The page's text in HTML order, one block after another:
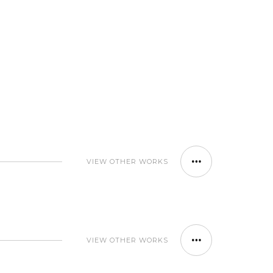
VIEW OTHER WORKS
VIEW OTHER WORKS